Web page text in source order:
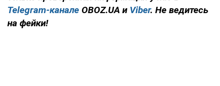
Telegram-канале OBOZ.UA и Viber. Не ведитесь
на фейки!